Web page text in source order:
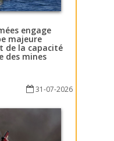
engage
majeure
de la capacité
des mines
31-07-2026